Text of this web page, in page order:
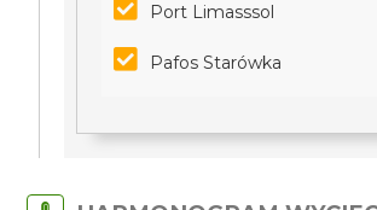
Port Limasssol
Pafos Starówka